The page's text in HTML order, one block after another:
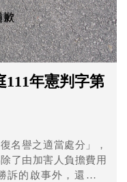
111年憲判字第
名譽之適當處分」，
了由加害人負擔費用
的啟事外，還包含